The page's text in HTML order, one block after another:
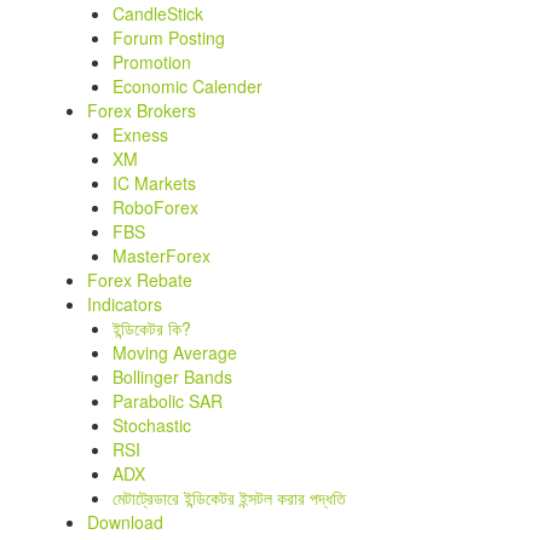
CandleStick
Forum Posting
Promotion
Economic Calender
Forex Brokers
Exness
XM
IC Markets
RoboForex
FBS
MasterForex
Forex Rebate
Indicators
ইন্ডিকেটর কি?
Moving Average
Bollinger Bands
Parabolic SAR
Stochastic
RSI
ADX
মেটাট্রেডারে ইন্ডিকেটর ইন্সটল করার পদ্ধতি
Download